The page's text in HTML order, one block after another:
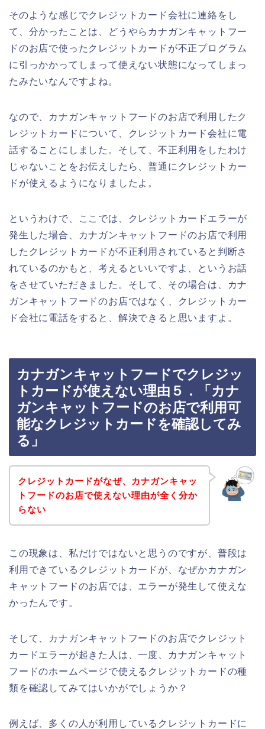
そのような感じでクレジットカード会社に連絡をし
て、分かったことは、どうやらカナガンキャットフー
ドのお店で使ったクレジットカードが不正プログラム
に引っかかってしまって使えない状態になってしまっ
たみたいなんですよね。
なので、カナガンキャットフードのお店で利用したク
レジットカードについて、クレジットカード会社に電
話することにしました。そして、不正利用をしたわけ
じゃないことをお伝えしたら、普通にクレジットカー
ドが使えるようになりましたよ。
というわけで、ここでは、クレジットカードエラーが
発生した場合、カナガンキャットフードのお店で利用
したクレジットカードが不正利用されていると判断さ
れているのかもと、考えるといいですよ、というお話
をさせていただきました。そして、その場合は、カナ
ガンキャットフードのお店ではなく、クレジットカー
ド会社に電話をすると、解決できると思いますよ。
カナガンキャットフードでクレジッ
トカードが使えない理由５．「カナ
ガンキャットフードのお店で利用可
能なクレジットカードを確認してみ
る」
クレジットカードがなぜ、カナガンキャッ
トフードのお店で使えない理由が全く分か
らない
この現象は、私だけではないと思うのですが、普段は
利用できているクレジットカードが、なぜかカナガン
キャットフードのお店では、エラーが発生して使えな
かったんです。
そして、カナガンキャットフードのお店でクレジット
カードエラーが起きた人は、一度、カナガンキャット
フードのホームページで使えるクレジットカードの種
類を確認してみてはいかがでしょうか？
例えば、多くの人が利用しているクレジットカードに